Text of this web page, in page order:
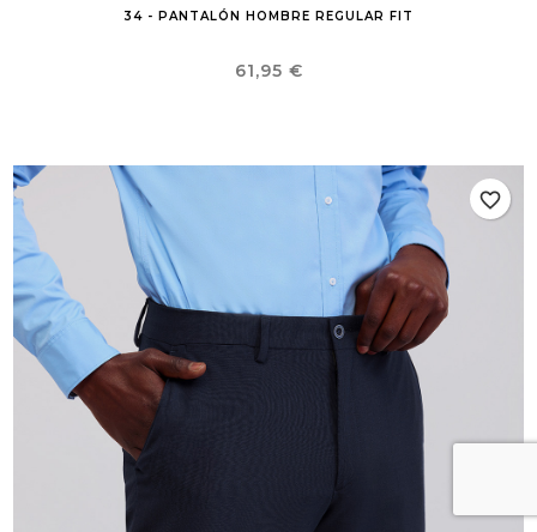
34 - PANTALÓN HOMBRE REGULAR FIT
Precio
61,95 €
favorite_border